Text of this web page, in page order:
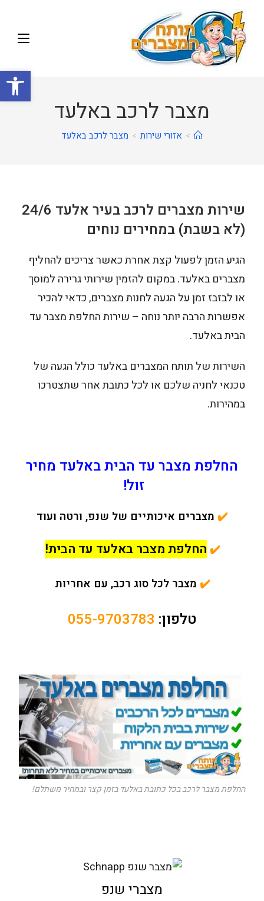
מצבר לרכב באלעד
> אזורי שירות > מצבר לרכב באלעד
שירות מצברים לרכב בעיר אלעד 24/6
(לא בשבת) במחירים נוחים
הגיע הזמן לפעול קצת אחרת כאשר צריכים להחליף
מצברים באלעד. במקום להזמין שירותי גרירה למוסך
או לבזבז זמן על הגעה לחנות מצברים, כדאי להכיר
אפשרות הרבה יותר נוחה – שירות החלפת מצבר עד
הבית באלעד.
השירות של תותח המצברים באלעד כולל הגעה של
טכנאי לחניה שלכם או לכל כתובת אחר שתצטרכו
במהירות.
החלפת מצבר עד הבית באלעד מחיר
זול!
✔️ מצברים איכותיים של שנפ, ורטה ועוד
✔️ החלפת מצבר באלעד עד הבית!
✔️ מצבר לכל סוג רכב, עם אחריות
טלפון: 055-9703783
החלפת מצבר לרכב בכל כתובת באלעד בזמן קצר ובמחיר משתלם!
מצברי שנפ